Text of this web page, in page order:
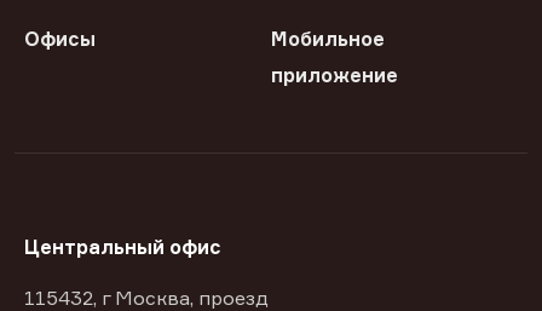
Офисы
Мобильное
приложение
Центральный офис
115432, г Москва, проезд